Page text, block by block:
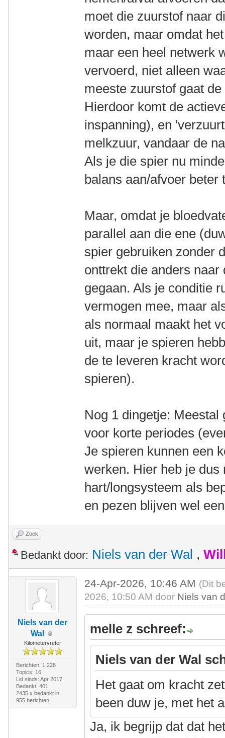
moet die zuurstof naar
worden, maar omdat
maar een heel netwerk
vervoerd, niet alleen
meeste zuurstof gaat
Hierdoor komt de
inspanning), en
melkzuur, vandaar de
Als je die spier nu
balans aan/afvoer beter
Maar, omdat je
parallel aan die ene
spier gebruiken zonder
onttrekt die anders
gegaan. Als je conditie
vermogen mee, maar
als normaal maakt het
uit, maar je spieren
de te leveren kracht
spieren).
Nog 1 dingetje:
voor korte periodes
Je spieren kunnen een
werken. Hier heb je
hart/longsysteem als
en pezen blijven wel
Zoek
Bedankt door: Niels van der Wal ,
Niels van der
Wal
Kilometervreter
Berichten: 1.228
Topics: 16
Lid sinds: Apr 2017
Bedankt: 401
2435 x bedankt in
955 berichten
24-Apr-2026, 10:46 AM (Dit
2026, 10:50 AM door Niels van
melle z schreef:
Niels van der Wal
Het gaat om kracht
been duw je, met het
Ja, ik begrijp dat dat